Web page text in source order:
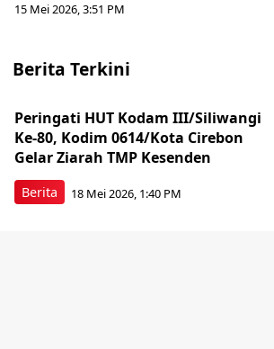
15 Mei 2026, 3:51 PM
Berita Terkini
Berita
Peringati HUT Kodam III/Siliwangi
Ke-80, Kodim 0614/Kota Cirebon
Gelar Ziarah TMP Kesenden
18 Mei 2026, 1:40 PM